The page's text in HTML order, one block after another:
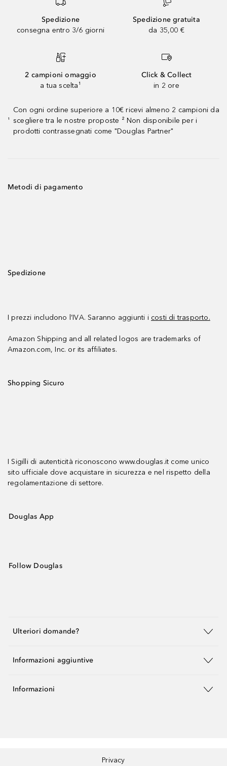
Spedizione
consegna entro 3/6 giorni
Spedizione gratuita
da 35,00 €
2 campioni omaggio
a tua scelta¹
Click & Collect
in 2 ore
¹
Con ogni ordine superiore a 10€ ricevi almeno 2 campioni da
scegliere tra le nostre proposte ² Non disponibile per i
prodotti contrassegnati come "Douglas Partner"
Metodi di pagamento
Spedizione
I prezzi includono l’IVA. Saranno aggiunti i costi di trasporto.
Amazon Shipping and all related logos are trademarks of
Amazon.com, Inc. or its affiliates.
Shopping Sicuro
I Sigilli di autenticità riconoscono www.douglas.it come unico
sito ufficiale dove acquistare in sicurezza e nel rispetto della
regolamentazione di settore.
Douglas App
Follow Douglas
Ulteriori domande?
Informazioni aggiuntive
Informazioni
Privacy